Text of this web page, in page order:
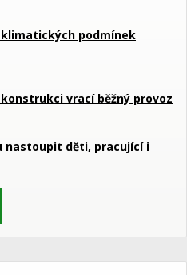
klimatických podmínek
vrací běžný provoz
nastoupit děti, pracující i